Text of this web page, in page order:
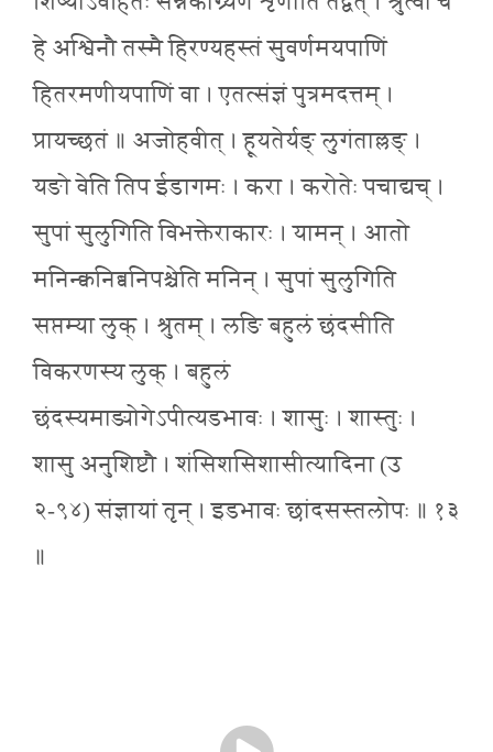
हे अश्विनौ तस्मै हिरण्यहस्तं सुवर्णमयपाणिं
हितरमणीयपाणिं वा । एतत्संज्ञं पुत्रमदत्तम् ।
प्रायच्छतं ॥ अजोहवीत् । हूयतेर्यङ् लुगंताल्लङ् ।
यङो वेति तिप ईडागमः । करा । करोतेः पचाद्यच् ।
सुपां सुलुगिति विभक्तेराकारः । यामन् । आतो
मनिन्क्वनिब्वनिपश्चेति मनिन् । सुपां सुलुगिति
सप्तम्या लुक् । श्रुतम् । लङि बहुलं छंदसीति
विकरणस्य लुक् । बहुलं
छंदस्यमाङ्योगेऽपीत्यडभावः । शासुः । शास्तुः ।
शासु अनुशिष्टौ । शंसिशसिशासीत्यादिना (उ
२-९४) संज्ञायां तृन् । इडभावः छांदसस्तलोपः ॥ १३
॥